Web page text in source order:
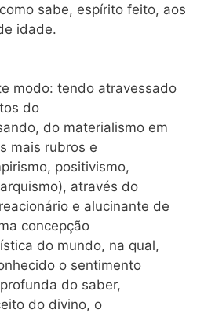
sabe, espírito feito, aos
idade.
modo: tendo atravessado
do
do materialismo em
mais rubros e
positivismo,
através do
e alucinante de
concepção
do mundo, na qual,
o sentimento
do saber,
do divino, o